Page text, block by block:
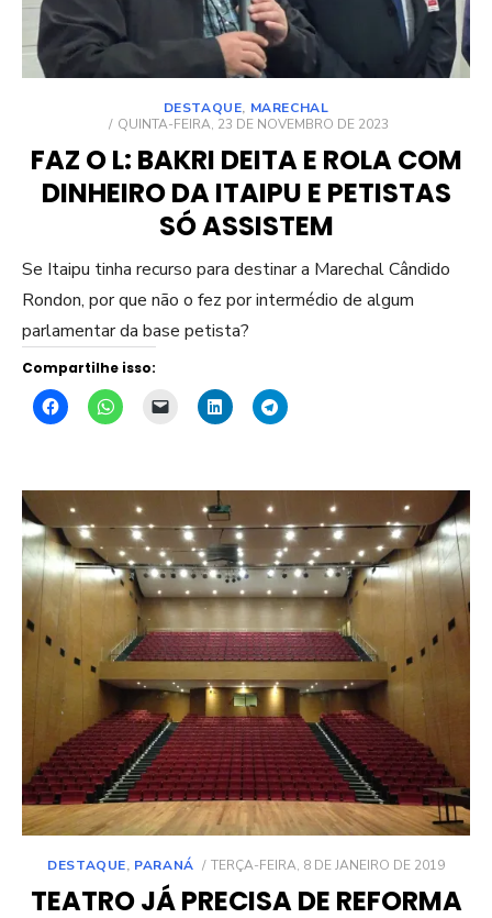
DESTAQUE, MARECHAL
POSTED
QUINTA-FEIRA, 23 DE NOVEMBRO DE 2023
FAZ O L: BAKRI DEITA E ROLA COM
DINHEIRO DA ITAIPU E PETISTAS
SÓ ASSISTEM
Se Itaipu tinha recurso para destinar a Marechal Cândido
Rondon, por que não o fez por intermédio de algum
parlamentar da base petista?
Compartilhe isso:
DESTAQUE, PARANÁ
POSTED
TERÇA-FEIRA, 8 DE JANEIRO DE 2019
TEATRO JÁ PRECISA DE REFORMA